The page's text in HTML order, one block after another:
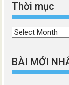
Thời mục
Thời
BÀI MỚI